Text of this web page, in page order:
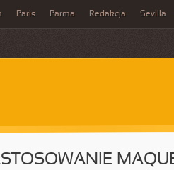
Paris Parma Redakcja Sevilla